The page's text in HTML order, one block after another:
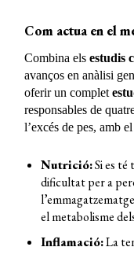
Com actua en el
Combina elsestudis
avanços en anàlisi
oferir un complet
responsables de
l’excés de pes, amb
Nutrició:Si es té
dificultat per a
el metabolisme
Inflamació:La